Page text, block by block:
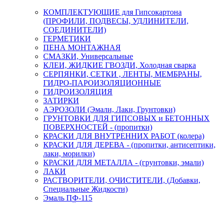
КОМПЛЕКТУЮЩИЕ для Гипсокартона
(ПРОФИЛИ, ПОДВЕСЫ, УДЛИНИТЕЛИ,
СОЕДИНИТЕЛИ)
ГЕРМЕТИКИ
ПЕНА МОНТАЖНАЯ
СМАЗКИ, Универсальные
КЛЕИ, ЖИДКИЕ ГВОЗДИ, Холодная сварка
СЕРПЯНКИ, СЕТКИ , ЛЕНТЫ, МЕМБРАНЫ,
ГИДРО-ПАРОИЗОЛЯЦИОННЫЕ
ГИДРОИЗОЛЯЦИЯ
ЗАТИРКИ
АЭРОЗОЛИ (Эмали, Лаки, Грунтовки)
ГРУНТОВКИ ДЛЯ ГИПСОВЫХ и БЕТОННЫХ
ПОВЕРХНОСТЕЙ - (пропитки)
КРАСКИ ДЛЯ ВНУТРЕННИХ РАБОТ (колера)
КРАСКИ ДЛЯ ДЕРЕВА - (пропитки, антисептики,
лаки, морилки)
КРАСКИ ДЛЯ МЕТАЛЛА - (грунтовки, эмали)
ЛАКИ
РАСТВОРИТЕЛИ, ОЧИСТИТЕЛИ, (Добавки,
Специальные Жидкости)
Эмаль ПФ-115